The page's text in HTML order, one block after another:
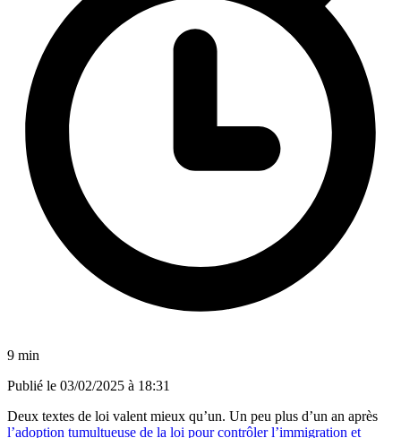
9 min
Publié le 03/02/2025 à 18:31
Deux textes de loi valent mieux qu’un. Un peu plus d’un an après
l’adoption tumultueuse de la loi pour contrôler l’immigration et